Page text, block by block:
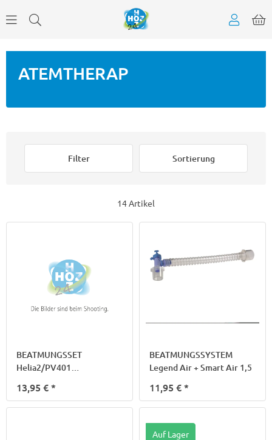
ATEMTHERAP
Filter Sortierung
14 Artikel
BEATMUNGSSET
Helia2/PV401
13,95 €*
BEATMUNGSSYSTEM
Legend Air + Smart Air 1,5
11,95 €*
Auf Lager